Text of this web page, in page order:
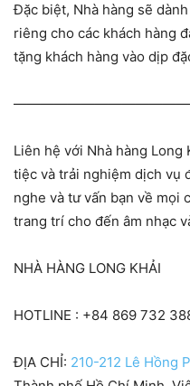
Đặc biệt, Nhà hàng sẽ
riêng cho các khách hàng
tặng khách hàng vào dịp
Liên hệ với Nhà hàng Long
tiệc và trải nghiệm dịch vụ
nghe và tư vấn bạn về mọi
trang trí cho đến âm nhạc
NHÀ HÀNG LONG KHẢI
HOTLINE : +84 869 732
ĐỊA CHỈ: 210-212 Lê Hồng